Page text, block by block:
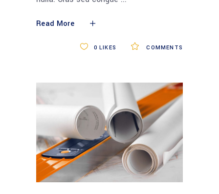
Read More
COMMENTS
0 LIKES